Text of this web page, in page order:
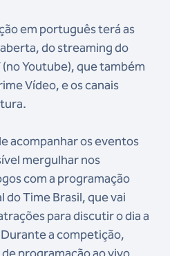
em português terá as
do streaming do
Youtube), que também
Vídeo, e os canais
acompanhar os eventos
mergulhar nos
com a programação
do Time Brasil, que vai
para discutir o dia a
a competição,